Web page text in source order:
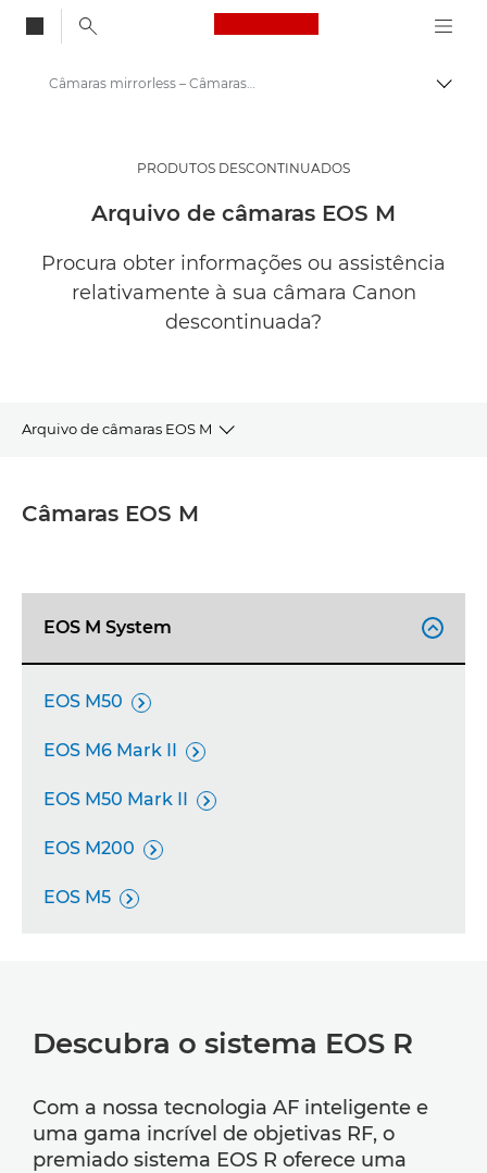
Canon Logo, back
Câmaras digitais
Câmaras mirrorless – Câmaras compactas
PRODUTOS DESCONTINUADOS
Arquivo de câmaras EOS M
Procura obter informações ou assistência
relativamente à sua câmara Canon
descontinuada?
Arquivo de câmaras EOS M
SELETOR DE CÂMARAS
Câmaras EOS M
EOS M System 
EOS M50 
EOS M6 Mark II 
EOS M50 Mark II 
EOS M200 
EOS M5 
Descubra o sistema EOS R
Com a nossa tecnologia AF inteligente e
uma gama incrível de objetivas RF, o
premiado sistema EOS R oferece uma